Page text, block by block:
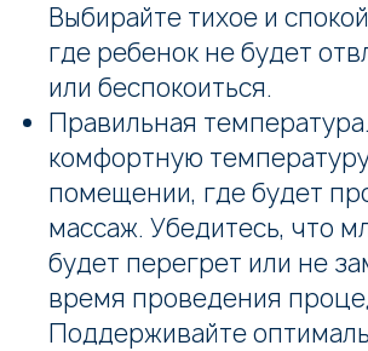
Выбирайте тихое и
где ребенок не будет
или беспокоиться.
Правильная
комфортную
помещении, где будет
массаж. Убедитесь, что
будет перегрет или не
время проведения
Поддерживайте